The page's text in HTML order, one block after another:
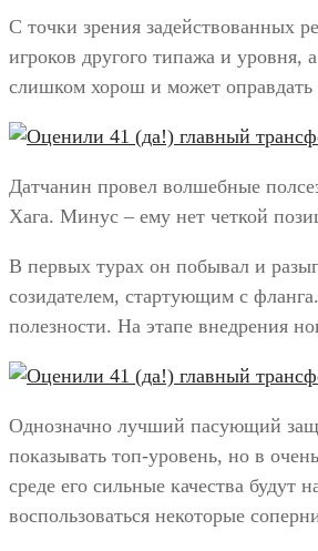
С точки зрения задействованных
игроков другого типажа и уровня,
слишком хорош и может оправдать
Датчанин провел волшебные
Хага. Минус – ему нет четкой
В первых турах он побывал и
созидателем, стартующим с
полезности. На этапе внедрения
Однозначно лучший пасующий
показывать топ-уровень, но в
среде его сильные качества
воспользоваться некоторые